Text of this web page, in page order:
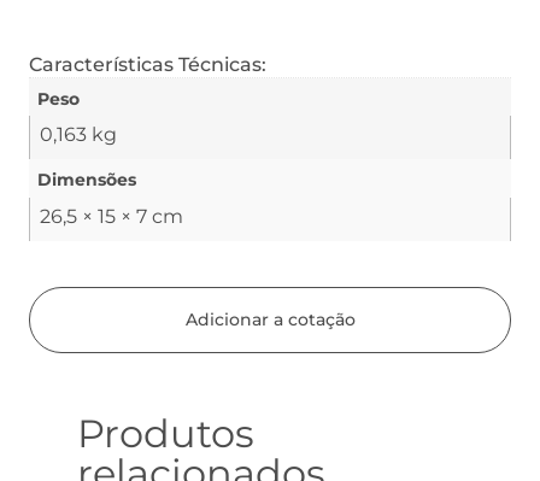
Características Técnicas:
Peso
0,163 kg
Dimensões
26,5 × 15 × 7 cm
Adicionar a cotação
Produtos